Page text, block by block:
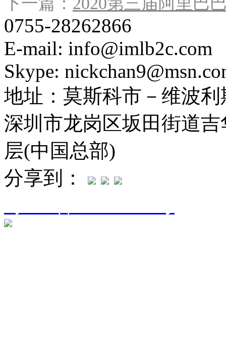
0755-28262866
E-mail: info@imlb2c.com
Skype:
地址： 莫斯科市－维波
深圳市龙岗区坂田街道
层(中国总部)
分享到：